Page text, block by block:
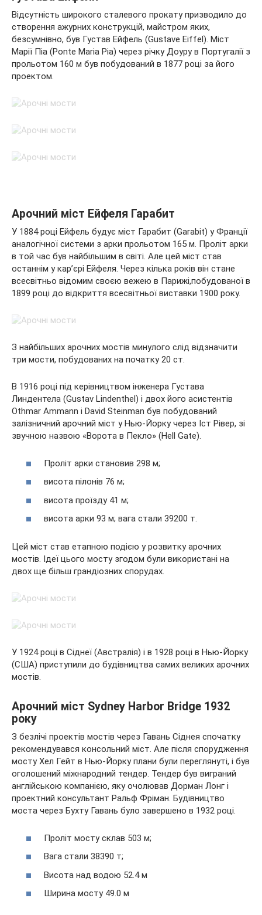
Відсутність широкого сталевого прокату призводило до
створення ажурних конструкцій, майстром яких,
безсумнівно, був Густав Ейфель (Gustave Eiffel). Міст
Марії Піа (Ponte Maria Pia) через річку Доуру в Португалії з
прольотом 160 м був побудований в 1877 році за його
проектом.
Арочний міст Ейфеля Гарабит
У 1884 році Ейфель будує міст Гарабит (Garabit) у Франції
аналогічної системи з арки прольотом 165 м. Проліт арки
в той час був найбільшим в світі. Але цей міст став
останнім у кар’єрі Ейфеля. Через кілька років він стане
всесвітньо відомим своєю вежею в Парижі,побудованої в
1899 році до відкриття всесвітньої виставки 1900 року.
З найбільших арочних мостів минулого слід відзначити
три мости, побудованих на початку 20 ст.
В 1916 році під керівництвом інженера Густава
Линдентела (Gustav Lindenthel) і двох його асистентів
Othmar Ammann і David Steinman був побудований
залізничний арочний міст у Нью-Йорку через Іст Рівер, зі
звучною назвою «Ворота в Пекло» (Hell Gate).
Проліт арки становив 298 м;
висота пілонів 76 м;
висота проїзду 41 м;
висота арки 93 м; вага стали 39200 т.
Цей міст став етапною подією у розвитку арочних
мостів. Ідеї цього мосту згодом були використані на
двох ще більш грандіозних спорудах.
У 1924 році в Сіднеї (Австралія) і в 1928 році в Нью-Йорку
(США) приступили до будівництва самих великих арочних
мостів.
Арочний міст Sydney Harbor Bridge 1932
року
З безлічі проектів мостів через Гавань Сіднея спочатку
рекомендувався консольний міст. Але після спорудження
мосту Хел Гейт в Нью-Йорку плани були переглянуті, і був
оголошений міжнародний тендер. Тендер був виграний
англійською компанією, яку очолював Дорман Лонг і
проектний консультант Ральф Фріман. Будівництво
моста через Бухту Гавань було завершено в 1932 році.
Проліт мосту склав 503 м;
Вага стали 38390 т;
Висота над водою 52.4 м
Ширина мосту 49.0 м